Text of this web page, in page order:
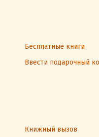
Бесплатные книги
Ввести подарочный
Книжный вызов